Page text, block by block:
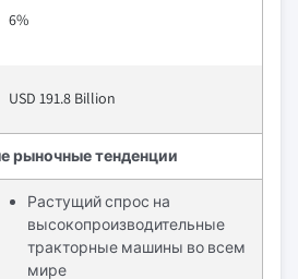
6%
USD 191.8 Billion
рыночные тенденции
Растущий спрос на
высокопроизводительные
тракторные машины во всем
мире